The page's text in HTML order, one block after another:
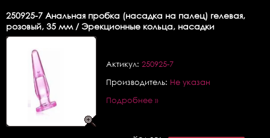
250925-7 Анальная пробка (насадка на палец) гелевая,
розовый, 35 мм / Эрекционные кольца, насадки
Актикул: 250925-7
Производитель: Не указан
Подробнее »